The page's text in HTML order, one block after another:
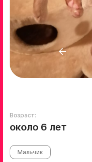
Возраст:
около 6 лет
Мальчик